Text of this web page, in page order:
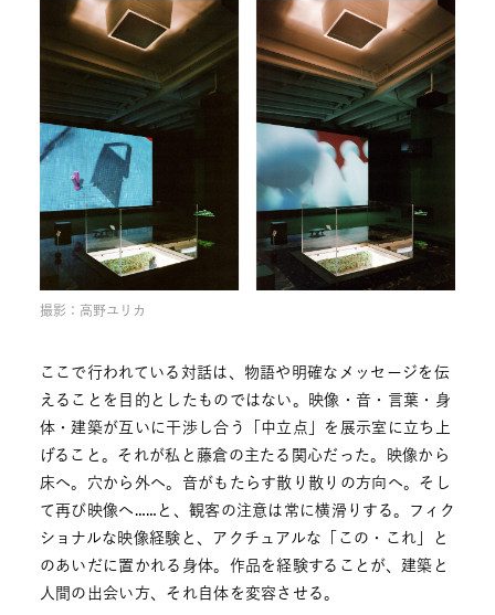
撮影：高野ユリカ
ここで行われている対話は、物語や明確なメッセージを伝
えることを目的としたものではない。映像・音・言葉・身
体・建築が互いに干渉し合う「中立点」を展示室に立ち上
げること。それが私と藤倉の主たる関心だった。映像から
床へ。穴から外へ。音がもたらす散り散りの方向へ。そし
て再び映像へ……と、観客の注意は常に横滑りする。フィク
ショナルな映像経験と、アクチュアルな「この・これ」と
のあいだに置かれる身体。作品を経験することが、建築と
人間の出会い方、それ自体を変容させる。